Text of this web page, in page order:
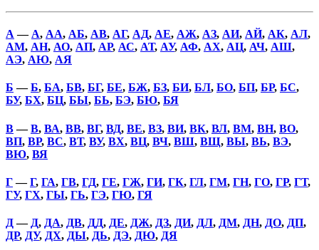
А — А, АА, АБ, АВ, АГ, АД, АЕ, АЖ, АЗ, АИ, АЙ, АК, АЛ,
АМ, АН, АО, АП, АР, АС, АТ, АУ, АФ, АХ, АЦ, АЧ, АШ,
АЭ, АЮ, АЯ
Б —Б, БА, БВ, БГ, БЕ, БЖ, БЗ, БИ, БЛ, БО, БП, БР, БС,
БУ, БХ, БЦ, БЫ, БЬ, БЭ, БЮ, БЯ
В—В, ВА, ВВ, ВГ, ВД, ВЕ, ВЗ, ВИ, ВК, ВЛ, ВМ, ВН, ВО,
ВП, ВР, ВС, ВТ, ВУ, ВХ, ВЦ, ВЧ, ВШ, ВЩ, ВЫ, ВЬ, ВЭ,
ВЮ, ВЯ
Г—Г, ГА, ГВ, ГД, ГЕ, ГЖ, ГИ, ГК, ГЛ, ГМ, ГН, ГО, ГР, ГТ,
ГУ, ГХ, ГЫ, ГЬ, ГЭ, ГЮ, ГЯ
Д— Д, ДА, ДВ, ДД, ДЕ, ДЖ, ДЗ, ДИ, ДЛ, ДМ, ДН, ДО, ДП,
ДР, ДУ, ДХ, ДЫ, ДЬ, ДЭ, ДЮ, ДЯ